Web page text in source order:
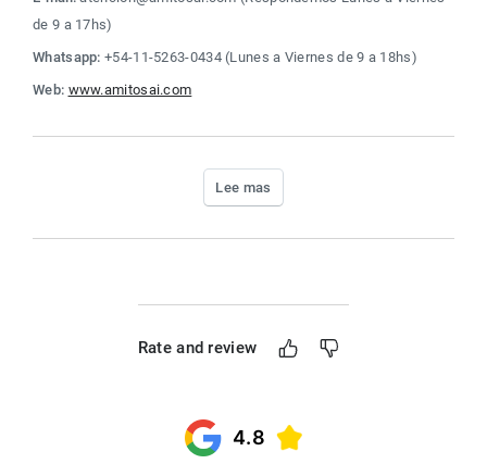
de 9 a 17hs)
Whatsapp: +54-11-5263-0434 (Lunes a Viernes de 9 a 18hs)
Web: www.amitosai.com
Lee mas
Rate and review